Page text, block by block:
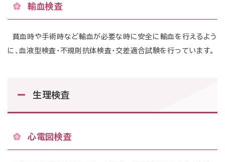
輸血検査
貧血時や手術時など輸血が必要な時に安全に輸血を行えるよう
に、血液型検査・不規則抗体検査・交差適合試験を行っています。
生理検査
心電図検査